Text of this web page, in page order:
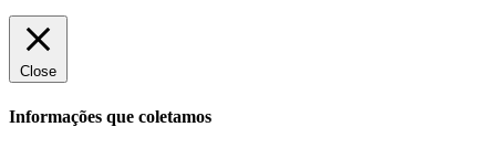
Close
Informações que coletamos